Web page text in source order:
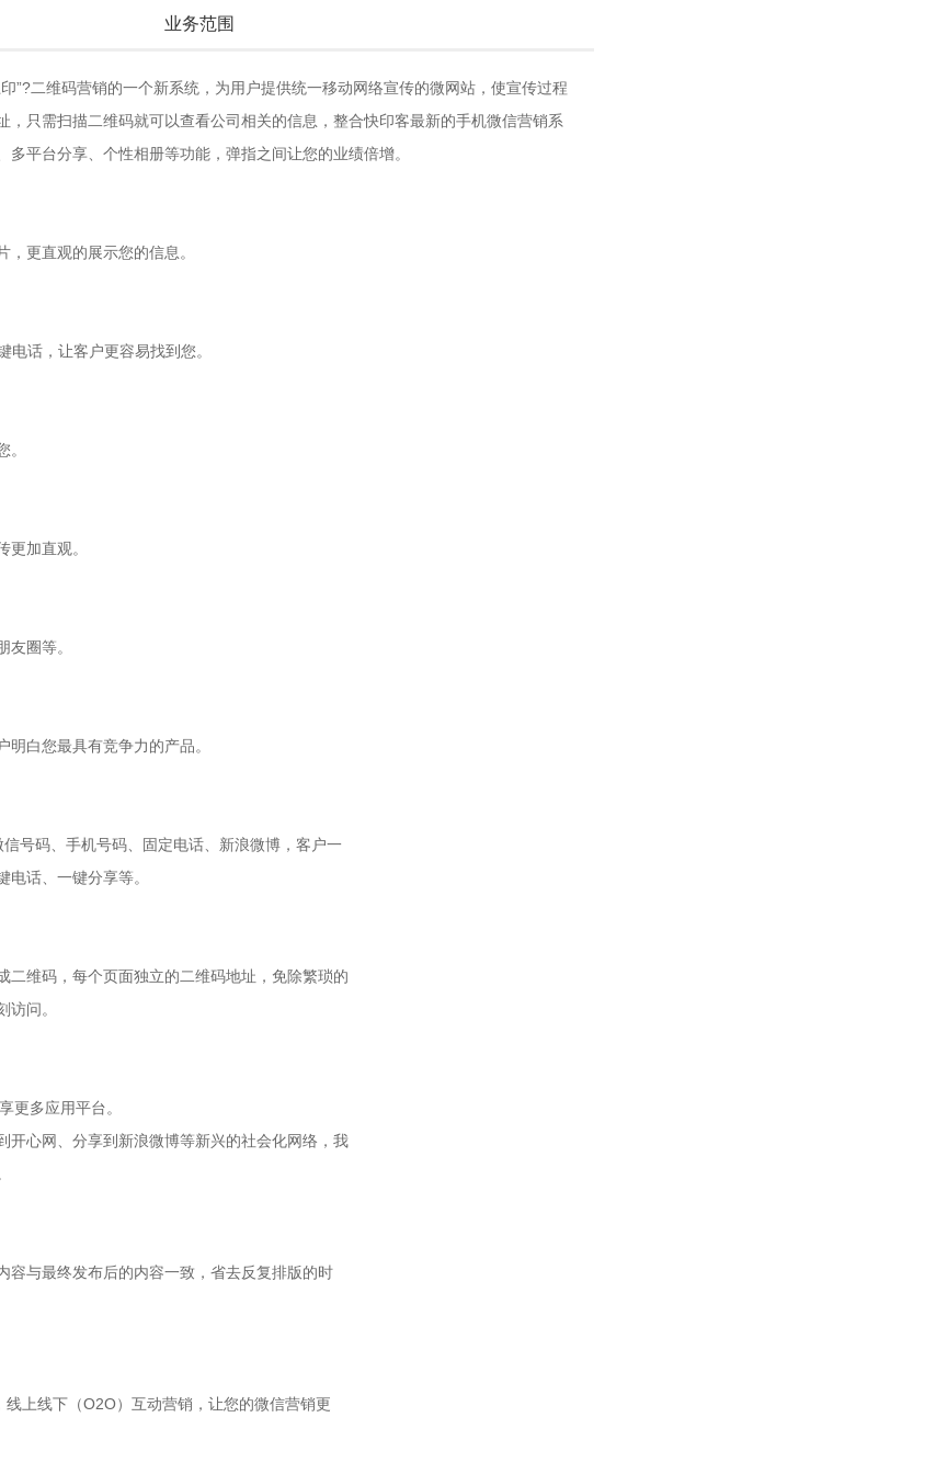
业务范围
”?二维码营销的一个新系统，为用户提供统一移动网络宣传的微网站，使宣传过程
，只需扫描二维码就可以查看公司相关的信息，整合快印客最新的手机微信营销系
多平台分享、个性相册等功能，弹指之间让您的业绩倍增。
更直观的展示您的信息。
电话，让客户更容易找到您。
。
更加直观。
友圈等。
白您最具有竞争力的产品。
号码、手机号码、固定电话、新浪微博，客户一
电话、一键分享等。
二维码，每个页面独立的二维码地址，免除繁琐的
访问。
更多应用平台。
开心网、分享到新浪微博等新兴的社会化网络，我
容与最终发布后的内容一致，省去反复排版的时
线上线下（O2O）互动营销，让您的微信营销更